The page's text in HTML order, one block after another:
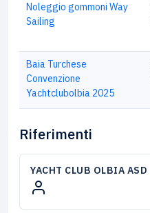
Noleggio gommoni Way
Sailing
Baia Turchese
Convenzione
Yachtclubolbia 2025
Riferimenti
YACHT CLUB OLBIA ASD